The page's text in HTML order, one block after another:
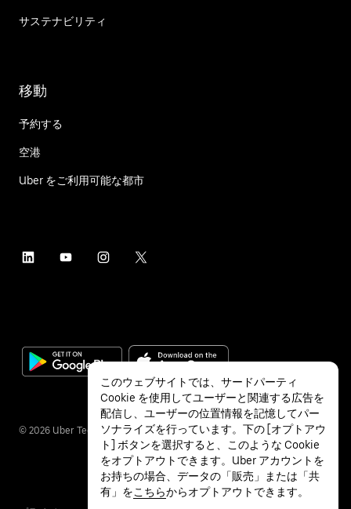
サステナビリティ
移動
予約する
空港
Uber をご利用可能な都市
© 2026 Uber Technologies Inc.
このウェブサイトでは、サードパーティ
Cookie を使用してユーザーと関連する広告を
配信し、ユーザーの位置情報を記憶してパー
ソナライズを行っています。下の [オプトアウ
ト] ボタンを選択すると、このような Cookie
をオプトアウトできます。Uber アカウントを
お持ちの場合、データの「販売」または「共
有」をこちらからオプトアウトできます。